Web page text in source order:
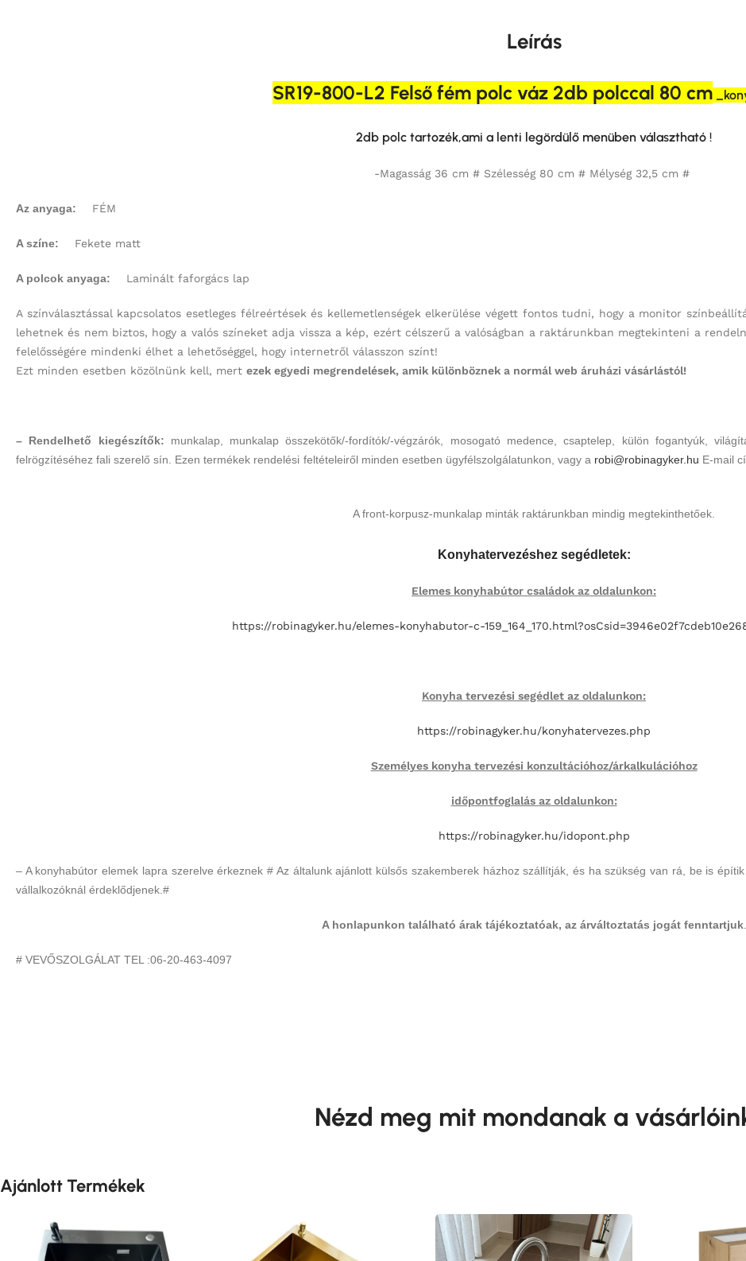
Leírás
SR19-800-L2 Felső fém polc váz 2db polccal 80 cm
2db polc tartozék,ami a lenti legördülő menüben választható !
-Magasság 36 cm # Szélesség 80 cm # Mélység 32,5 cm #
Az anyaga: FÉM
A színe: Fekete matt
A polcok anyaga: Laminált faforgács lap
A színválasztással kapcsolatos esetleges félreértések és kellemetlenségek elkerülése végett fontos tudni, hogy a monitor
lehetnek és nem biztos, hogy a valós színeket adja vissza a kép, ezért célszerű a valóságban a raktárunkban megtekinteni a
felelősségére mindenki élhet a lehetőséggel, hogy internetről válasszon színt!
Ezt minden esetben közölnünk kell, mert ezek egyedi megrendelések, amik különböznek a normál web áruházi vásárlástól!
– Rendelhető kiegészítők: munkalap, munkalap összekötők/-fordítók/-végzárók, mosogató medence, csaptelep, külön fogantyúk,
felrögzítéséhez fali szerelő sín. Ezen termékek rendelési feltételeiről minden esetben ügyfélszolgálatunkon, vagy a robi@robinagyker.hu E-
A front-korpusz-munkalap minták raktárunkban mindig megtekinthetőek.
Konyhatervezéshez segédletek:
Elemes konyhabútor családok az oldalunkon:
https://robinagyker.hu/elemes-konyhabutor-c-
Konyha tervezési segédlet az oldalunkon:
https://robinagyker.hu/konyhatervezes.php
Személyes konyha tervezési konzultációhoz/árkalkulációhoz
időpontfoglalás az oldalunkon:
https://robinagyker.hu/idopont.php
– A konyhabútor elemek lapra szerelve érkeznek # Az általunk ajánlott külsős szakemberek házhoz szállítják, és ha szükség van rá, be is
vállalkozóknál érdeklődjenek.#
A honlapunkon található árak tájékoztatóak, az árváltoztatás jogát fenntartjuk.
# VEVŐSZOLGÁLAT TEL :06-20-463-4097
Nézd meg mit mondanak a
Ajánlott Termékek